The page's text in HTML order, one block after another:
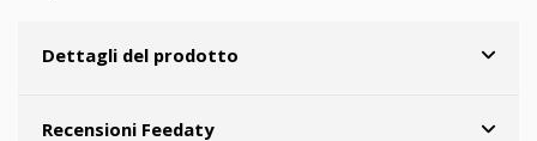
Dettagli del prodotto
Recensioni Feedaty